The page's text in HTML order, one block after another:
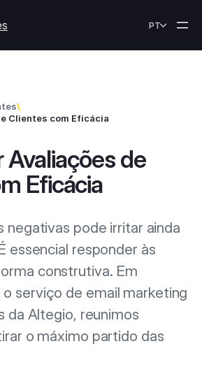
PT
\
Clientes com Eficácia
Avaliações de
Eficácia
negativas pode irritar ainda
essencial responder às
construtiva. Em
serviço de email marketing
da Altegio, reunimos
o máximo partido das